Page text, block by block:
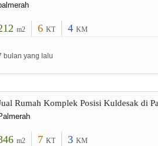
m2 6 KT 4 KM
bulan yang lalu
Rumah Komplek Posisi Kuldesak di
m2 7 KT 3 KM